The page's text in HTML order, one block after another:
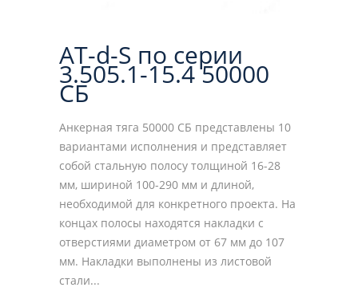
AT-d-S по серии
3.505.1-15.4 50000
СБ
Анкерная тяга 50000 СБ представлены 10
вариантами исполнения и представляет
собой стальную полосу толщиной 16-28
мм, шириной 100-290 мм и длиной,
необходимой для конкретного проекта. На
концах полосы находятся накладки с
отверстиями диаметром от 67 мм до 107
мм. Накладки выполнены из листовой
стали...